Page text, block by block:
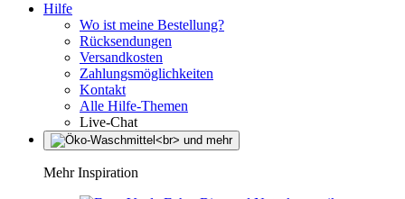
Hilfe
Wo ist meine Bestellung?
Rücksendungen
Versandkosten
Zahlungsmöglichkeiten
Kontakt
Alle Hilfe-Themen
Live-Chat
Mehr Inspiration